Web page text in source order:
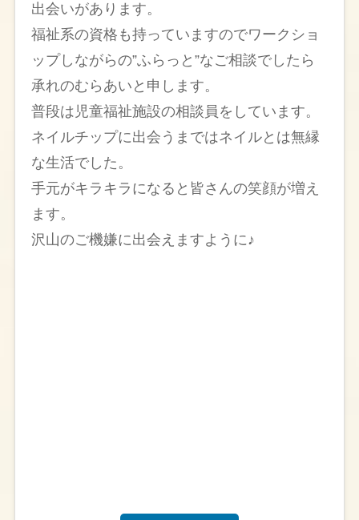
出会いがあります。
福祉系の資格も持っていますのでワークショ
ップしながらの”ふらっと”なご相談でしたら
承れのむらあいと申します。
普段は児童福祉施設の相談員をしています。
ネイルチップに出会うまではネイルとは無縁
な生活でした。
手元がキラキラになると皆さんの笑顔が増え
ます。
沢山のご機嫌に出会えますように♪